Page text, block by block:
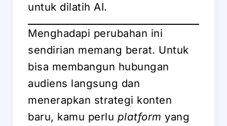
untuk dilatih AI.
Menghadapi perubahan ini
sendirian memang berat. Untuk
bisa membangun hubungan
audiens langsung dan
menerapkan strategi konten
baru, kamu perlu platform yang